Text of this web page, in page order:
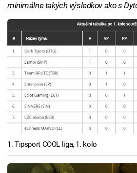
minimálne takých výsledkov ako s
1. Tipsport COOL liga, 1. kolo